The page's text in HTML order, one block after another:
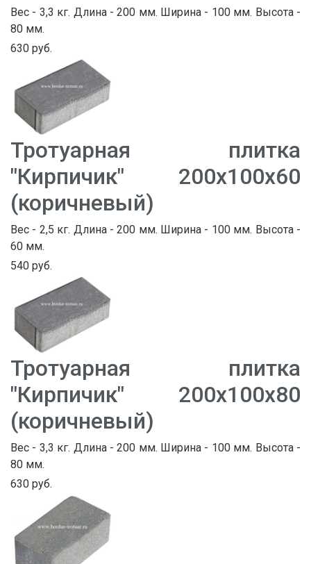
Вес - 3,3 кг. Длина - 200 мм. Ширина - 100 мм. Высота -
80 мм.
630 руб.
Тротуарная плитка
"Кирпичик" 200х100х60
(коричневый)
Вес - 2,5 кг. Длина - 200 мм. Ширина - 100 мм. Высота -
60 мм.
540 руб.
Тротуарная плитка
"Кирпичик" 200х100х80
(коричневый)
Вес - 3,3 кг. Длина - 200 мм. Ширина - 100 мм. Высота -
80 мм.
630 руб.